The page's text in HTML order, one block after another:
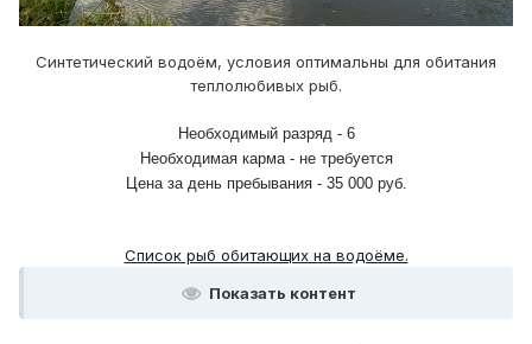
Синтетический водоём, условия оптимальны для обитания
теплолюбивых рыб.
Необходимый разряд - 6
Необходимая карма - не требуется
Цена за день пребывания - 35 000 руб.
Список рыб обитающих на водоёме.
Показать контент